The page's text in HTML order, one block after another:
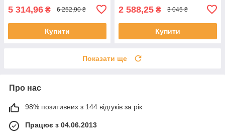
5 314,96 ₴ 6 252,90 ₴
Купити
2 588,25 ₴ 3 045 ₴
Купити
Показати ще
Про нас
98% позитивних з 144 відгуків за рік
Працює з 04.06.2013